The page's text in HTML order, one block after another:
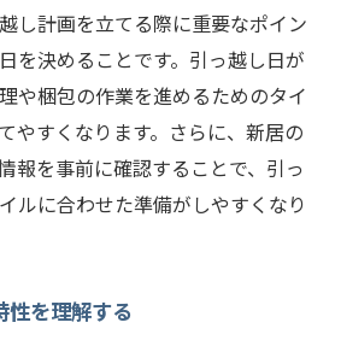
にやるべき手続き一覧
での荷造りのコツ
と貴重品の取り扱い方
電化製品の準備
に必要なアイテムをまとめる
まったら札幌市東区でやるべき
との最終打ち合わせ
し計画を立てる際に重要なポイン
を決めることです。引っ越し日が
や梱包の作業を進めるためのタイ
やすくなります。さらに、新居の
報を事前に確認することで、引っ
ルに合わせた準備がしやすくなり
性を理解する